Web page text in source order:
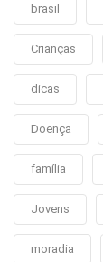
brasil
Crianças
dicas
Doença
família
Jovens
moradia